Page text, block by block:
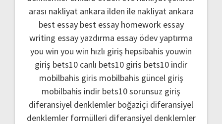
arası nakliyat ankara ilden ile nakliyat ankara
best essay best essay homework essay
writing essay yazdırma essay ödev yaptırma
you win you win hızlı giriş hepsibahis youwin
giriş bets10 canlı bets10 giris bets10 indir
mobilbahis giris mobilbahis güncel giriş
mobilbahis indir bets10 sorunsuz giriş
diferansiyel denklemler boğaziçi diferansiyel
denklemler formülleri diferansiyel denklemler